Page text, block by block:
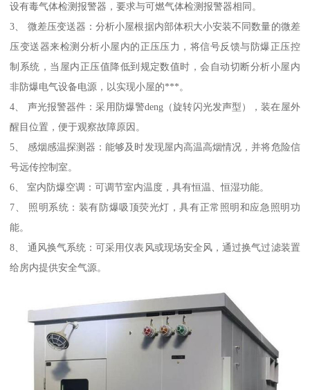
设有毒气体检测报警器，要求与可燃气体检测报警器相同。
3、 微差压变送器：分析小屋根据内部体积大小安装不同数量的微差
压变送器来检测分析小屋内的正压压力，将信号反馈与防爆正压控
制系统，当屋内正压值降低到规定数值时，会自动切断分析小屋内
非防爆电气设备电源，以实现小屋的***。
4、 声光报警器件：采用防爆警deng（旋转闪光发声型），装在屋外
醒目位置，便于观察故障原因。
5、 感烟感温探测器：能够及时发现屋内高温高烟情况，并将危险信
号远传控制室。
6、 室内防爆空调：可调节室内温度，具有恒温、恒湿功能。
7、 照明系统：装有防爆吸顶荧光灯，具有正常照明和应急照明功
能。
8、 通风换气系统：可采用仪表风或现场安全风，通过换气过滤装置
给房内提供安全气源。